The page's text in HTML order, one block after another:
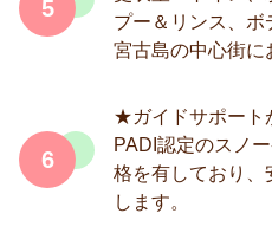
5
プー＆リンス、ボ
宮古島の中心街に
6
★ガイドサポート
PADI認定のスノ
格を有しており、
します。